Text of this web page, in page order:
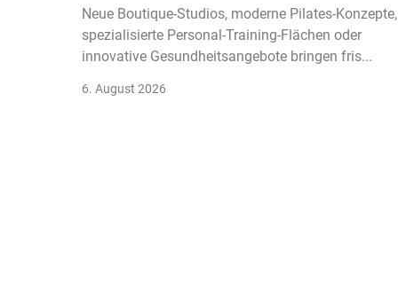
Neue Boutique-Studios, moderne Pilates-Konzepte,
spezialisierte Personal-Training-Flächen oder
innovative Gesundheitsangebote bringen fris...
6. August 2026